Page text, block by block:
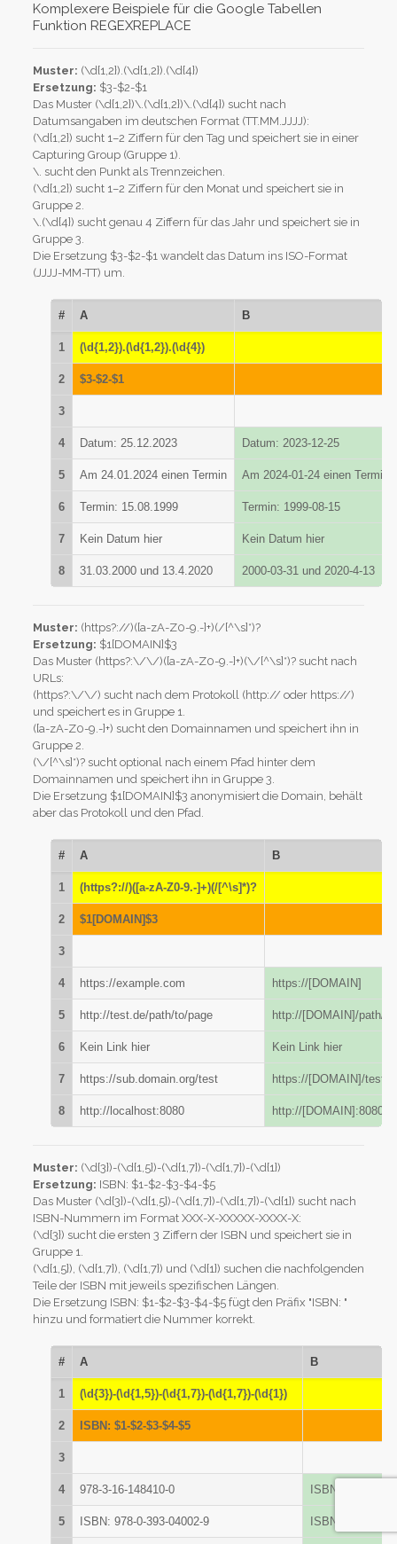
Komplexere Beispiele für die Google Tabellen
Funktion REGEXREPLACE
Muster: (\d{1,2}).(\d{1,2}).(\d{4})
Ersetzung: $3-$2-$1
Das Muster (\d{1,2})\.(\d{1,2})\.(\d{4}) sucht nach
Datumsangaben im deutschen Format (TT.MM.JJJJ):
(\d{1,2}) sucht 1–2 Ziffern für den Tag und speichert sie in einer
Capturing Group (Gruppe 1).
\. sucht den Punkt als Trennzeichen.
(\d{1,2}) sucht 1–2 Ziffern für den Monat und speichert sie in
Gruppe 2.
\.(\d{4}) sucht genau 4 Ziffern für das Jahr und speichert sie in
Gruppe 3.
Die Ersetzung $3-$2-$1 wandelt das Datum ins ISO-Format
(JJJJ-MM-TT) um.
# A B
1 (\d{1,2}).(\d{1,2}).(\d{4})
2 $3-$2-$1
3
4 Datum: 25.12.2023 Datum: 2023-12-25
5 Am 24.01.2024 einen Termin Am 2024-01-24 einen Termin
6 Termin: 15.08.1999 Termin: 1999-08-15
7 Kein Datum hier Kein Datum hier
8 31.03.2000 und 13.4.2020 2000-03-31 und 2020-4-13
Muster: (https?://)([a-zA-Z0-9.-]+)(/[^\s]*)?
Ersetzung: $1[DOMAIN]$3
Das Muster (https?:\/\/)([a-zA-Z0-9.-]+)(\/[^\s]*)? sucht nach
URLs:
(https?:\/\/) sucht nach dem Protokoll (http:// oder https://)
und speichert es in Gruppe 1.
([a-zA-Z0-9.-]+) sucht den Domainnamen und speichert ihn in
Gruppe 2.
(\/[^\s]*)? sucht optional nach einem Pfad hinter dem
Domainnamen und speichert ihn in Gruppe 3.
Die Ersetzung $1[DOMAIN]$3 anonymisiert die Domain, behält
aber das Protokoll und den Pfad.
# A B
1 (https?://)([a-zA-Z0-9.-]+)(/[^\s]*)?
2 $1[DOMAIN]$3
3
4 https://example.com https://[DOMAIN]
5 http://test.de/path/to/page http://[DOMAIN]/path/
6 Kein Link hier Kein Link hier
7 https://sub.domain.org/test https://[DOMAIN]/test
8 http://localhost:8080 http://[DOMAIN]:8080
Muster: (\d{3})-(\d{1,5})-(\d{1,7})-(\d{1,7})-(\d{1})
Ersetzung: ISBN: $1-$2-$3-$4-$5
Das Muster (\d{3})-(\d{1,5})-(\d{1,7})-(\d{1,7})-(\d{1}) sucht nach
ISBN-Nummern im Format XXX-X-XXXXX-XXXX-X:
(\d{3}) sucht die ersten 3 Ziffern der ISBN und speichert sie in
Gruppe 1.
(\d{1,5}), (\d{1,7}), (\d{1,7}) und (\d{1}) suchen die nachfolgenden
Teile der ISBN mit jeweils spezifischen Längen.
Die Ersetzung ISBN: $1-$2-$3-$4-$5 fügt den Präfix "ISBN: "
hinzu und formatiert die Nummer korrekt.
# A B
1 (\d{3})-(\d{1,5})-(\d{1,7})-(\d{1,7})-(\d{1})
2 ISBN: $1-$2-$3-$4-$5
3
4 978-3-16-148410-0 ISBN: 978-3-16-
5 ISBN: 978-0-393-04002-9 ISBN: ISBN: